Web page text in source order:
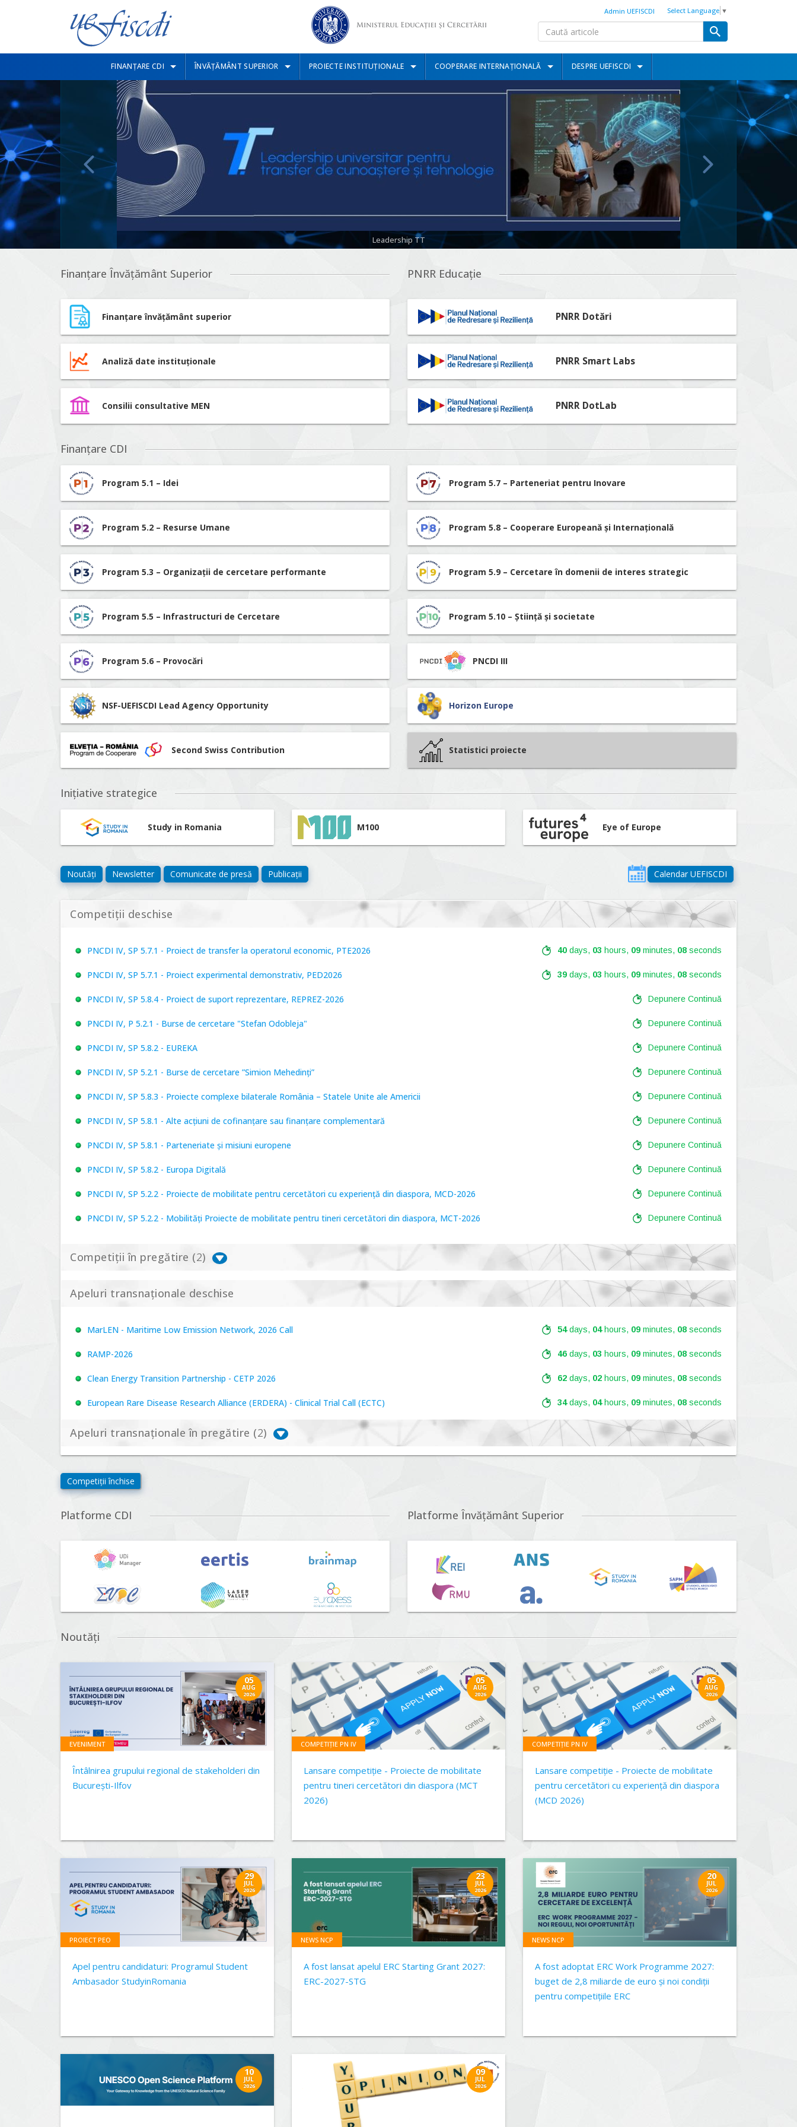
Select Language ▼
Admin UEFISCDI
FINANȚARE CDI ÎNVĂȚĂMÂNT SUPERIOR PROIECTE INSTITUȚIONALE COOPERARE INTERNAȚIONALĂ DESPRE UEFISCDI
Leadership TT
Finanțare Învățământ Superior
Finanțare învățământ superior
Analiză date instituționale
Consilii consultative MEN
PNRR Educație
PNRR Dotări
PNRR Smart Labs
PNRR DotLab
Finanțare CDI
Program 5.1 – Idei
Program 5.2 – Resurse Umane
Program 5.3 – Organizații de cercetare performante
Program 5.5 – Infrastructuri de Cercetare
Program 5.6 – Provocări
Program 5.7 – Parteneriat pentru Inovare
Program 5.8 – Cooperare Europeană și Internațională
Program 5.9 – Cercetare în domenii de interes strategic
Program 5.10 – Știință și societate
PNCDI III
NSF-UEFISCDI Lead Agency Opportunity Horizon Europe
Second Swiss Contribution Statistici proiecte
Inițiative strategice
Study in Romania M100 Eye of Europe
Noutăți Newsletter Comunicate de presă Publicații Calendar UEFISCDI
Competiții deschise
PNCDI IV, SP 5.7.1 - Proiect de transfer la operatorul economic, PTE2026 40days, 03 hours, 09minutes, 07seconds
PNCDI IV, SP 5.7.1 - Proiect experimental demonstrativ, PED2026 39days, 03 hours, 09minutes, 07seconds
PNCDI IV, SP 5.8.4 - Proiect de suport reprezentare, REPREZ-2026 Depunere Continuă
PNCDI IV, P 5.2.1 - Burse de cercetare "Stefan Odobleja" Depunere Continuă
PNCDI IV, SP 5.8.2 - EUREKA Depunere Continuă
PNCDI IV, SP 5.2.1 - Burse de cercetare ”Simion Mehedinți” Depunere Continuă
PNCDI IV, SP 5.8.3 - Proiecte complexe bilaterale România – Statele Unite ale Americii Depunere Continuă
PNCDI IV, SP 5.8.1 - Alte acțiuni de cofinanțare sau finanțare complementară Depunere Continuă
PNCDI IV, SP 5.8.1 - Parteneriate și misiuni europene Depunere Continuă
PNCDI IV, SP 5.8.2 - Europa Digitală Depunere Continuă
PNCDI IV, SP 5.2.2 - Proiecte de mobilitate pentru cercetători cu experiență din diaspora, MCD-2026 Depunere Continuă
PNCDI IV, SP 5.2.2 - Mobilități Proiecte de mobilitate pentru tineri cercetători din diaspora, MCT-2026 Depunere Continuă
Competiții în pregătire (2)
PNCDI IV, P 5.1 - Proiecte Complexe de Cercetare de Frontieră, PCCF-2024
Apeluri transnaționale deschise
MarLEN - Maritime Low Emission Network, 2026 Call 54days, 04hours, 09minutes, 07seconds
RAMP-2026 46days, 03 hours, 09minutes, 07seconds
Clean Energy Transition Partnership - CETP 2026 62days, 02hours, 09minutes, 07seconds
European Rare Disease Research Alliance (ERDERA) - Clinical Trial Call (ECTC) 34days, 04hours, 09minutes, 07seconds
Apeluri transnaționale în pregătire (2)
viitoare", Competiția 2026
Driving Urban Transitions Partnership Call for proposals n°5 (DUT-2026)
Competiții închise
Platforme CDI Platforme Învățământ Superior
Noutăți
05
AUG
2026
EVENIMENT
Întâlnirea grupului regional de stakeholderi din
București-Ilfov
05
AUG
2026
COMPETIȚIE PN IV
Lansare competiție - Proiecte de mobilitate
pentru tineri cercetători din diaspora (MCT
2026)
05
AUG
2026
COMPETIȚIE PN IV
Lansare competiție - Proiecte de mobilitate
pentru cercetători cu experiență din diaspora
(MCD 2026)
29
JUL
2026
PROIECT PEO
Apel pentru candidaturi: Programul Student
Ambasador StudyinRomania
23
JUL
2026
NEWS NCP
A fost lansat apelul ERC Starting Grant 2027:
ERC-2027-STG
20
JUL
2026
NEWS NCP
A fost adoptat ERC Work Programme 2027:
buget de 2,8 miliarde de euro și noi condiții
pentru competițiile ERC
10
JUL
2026
09
JUL
2026